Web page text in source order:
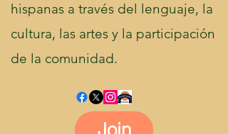
hispanas a través del lenguaje, la
cultura, las artes y la participación
de la comunidad.